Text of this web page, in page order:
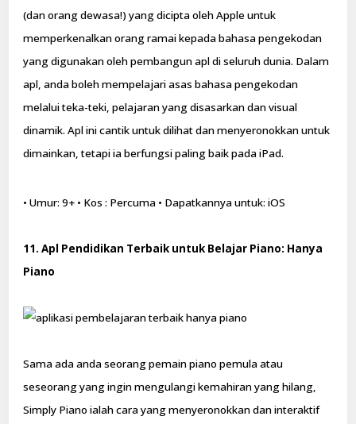
(dan orang dewasa!) yang dicipta oleh Apple untuk
memperkenalkan orang ramai kepada bahasa pengekodan
yang digunakan oleh pembangun apl di seluruh dunia. Dalam
apl, anda boleh mempelajari asas bahasa pengekodan
melalui teka-teki, pelajaran yang disasarkan dan visual
dinamik. Apl ini cantik untuk dilihat dan menyeronokkan untuk
dimainkan, tetapi ia berfungsi paling baik pada iPad.
• Umur: 9+ • Kos : Percuma • Dapatkannya untuk: iOS
11. Apl Pendidikan Terbaik untuk Belajar Piano: Hanya
Piano
Sama ada anda seorang pemain piano pemula atau
seseorang yang ingin mengulangi kemahiran yang hilang,
Simply Piano ialah cara yang menyeronokkan dan interaktif